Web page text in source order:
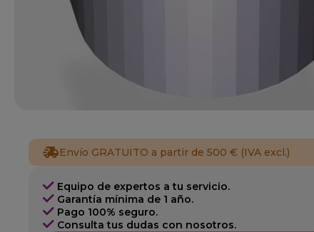
Envío GRATUITO a partir de 500 € (IVA excl.)
Equipo de expertos a tu servicio.
Garantía mínima de 1 año.
Pago 100% seguro.
Consulta tus dudas con nosotros.